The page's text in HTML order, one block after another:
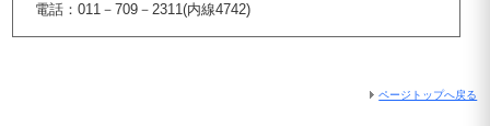
電話：011－709－2311(内線4742)
ページトップへ戻る